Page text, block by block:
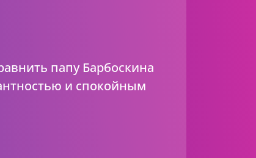
папу Барбоскина
и спокойным